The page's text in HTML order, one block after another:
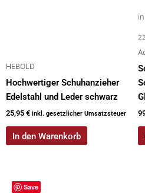
HEBOLD
Hochwertiger Schuhanzieher
Edelstahl und Leder schwarz
25,95 € inkl. gesetzlicher Umsatzsteuer
In den Warenkorb
Save